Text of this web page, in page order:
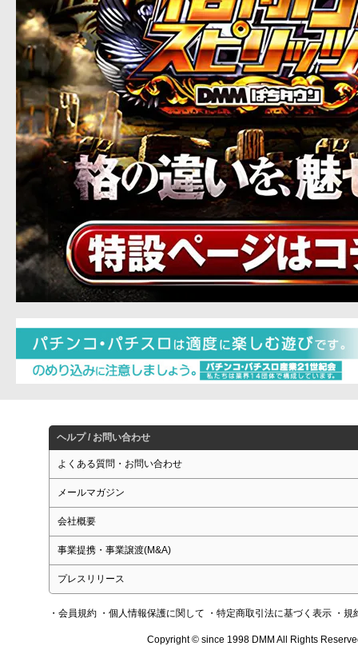
ヘルプ / お問い合わせ
よくある質問・お問い合わせ
メールマガジン
会社概要
事業提携・事業譲渡(M&A)
プレスリリース
・会員規約 ・個人情報保護に関して ・特定商取引法に基づく表示 ・規
Copyright © since 1998 DMM All Rights